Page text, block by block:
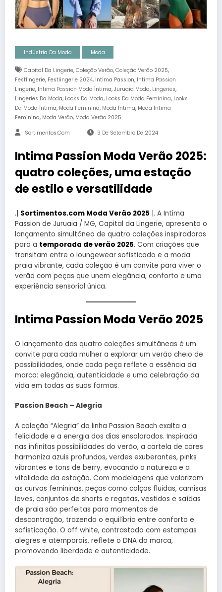
Indústria Da Moda Moda
Capital Da Lingerie, Coleção Verão, Coleção Verão 2025,
Festlingerie, Festlingerie 2024, Intima Passion, Intima Passion
Lingerie, Intima Passion Moda Íntima, Juruaia Moda, Lingeries,
Lingeries Da Moda, Looks Da Moda, Looks Da Moda Feminina, Looks
Da Moda Íntima, Moda Feminina, Moda Íntima, Moda Íntima
Feminina, Moda Verão, Moda Verão 2025
Sortimentos.com 3 De Setembro De 2024
Intima Passion Moda Verão 2025:
quatro coleções, uma estação
de estilo e versatilidade
.| Sortimentos.com Moda Verão 2025 |. A Intima
Passion de Juruaia / MG, Capital da Lingerie, apresenta o
lançamento simultâneo de quatro coleções inspiradoras
para a temporada de verão 2025. Com criações que
transitam entre o loungewear sofisticado e a moda
praia vibrante, cada coleção é um convite para viver o
verão com peças que unem elegância, conforto e uma
experiência sensorial única.
Intima Passion Moda Verão 2025
O lançamento das quatro coleções simultâneas é um
convite para cada mulher a explorar um verão cheio de
possibilidades, onde cada peça reflete a essência da
marca: elegância, autenticidade e uma celebração da
vida em todas as suas formas.
Passion Beach – Alegria
A coleção “Alegria” da linha Passion Beach exalta a
felicidade e a energia dos dias ensolarados. Inspirada
nas infinitas possibilidades do verão, a cartela de cores
harmoniza azuis profundos, verdes exuberantes, pinks
vibrantes e tons de berry, evocando a natureza e a
vitalidade da estação. Com modelagens que valorizam
as curvas femininas, peças como calças fluidas, camisas
leves, conjuntos de shorts e regatas, vestidos e saídas
de praia são perfeitas para momentos de
descontração, trazendo o equilíbrio entre conforto e
sofisticação. O off white, contrastado com estampas
alegres e atemporais, reflete o DNA da marca,
promovendo liberdade e autenticidade.